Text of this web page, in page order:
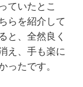
ていたとこ
らを紹介して
と、全然良く
え、手も楽に
ったです。